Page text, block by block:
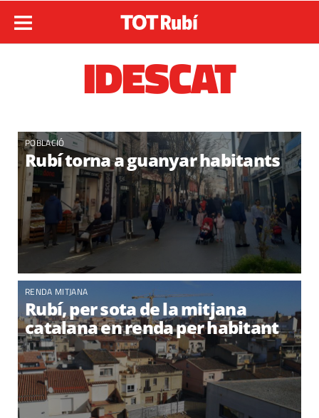
IDESCAT
POBLACIÓ
Rubí torna a guanyar habitants
RENDA MITJANA
Rubí, per sota de la mitjana
catalana en renda per habitant